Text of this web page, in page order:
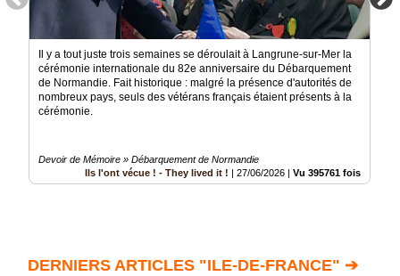
Il y a tout juste trois semaines se déroulait à Langrune-sur-Mer la
cérémonie internationale du 82e anniversaire du Débarquement
de Normandie. Fait historique : malgré la présence d'autorités de
nombreux pays, seuls des vétérans français étaient présents à la
cérémonie.
Devoir de Mémoire » Débarquement de Normandie
Ils l'ont vécue ! - They lived it !
27/06/2026 Vu 395761 fois
DERNIERS ARTICLES "ILE-DE-FRANCE" ➔